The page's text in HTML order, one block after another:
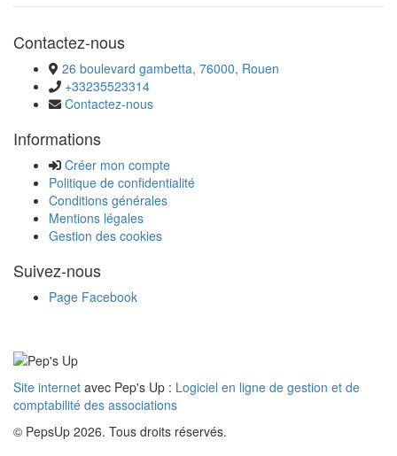
Contactez-nous
26 boulevard gambetta, 76000, Rouen
+33235523314
Contactez-nous
Informations
Créer mon compte
Politique de confidentialité
Conditions générales
Mentions légales
Gestion des cookies
Suivez-nous
Page Facebook
Site internet avec Pep's Up : Logiciel en ligne de gestion et de
comptabilité des associations
© PepsUp 2026. Tous droits réservés.